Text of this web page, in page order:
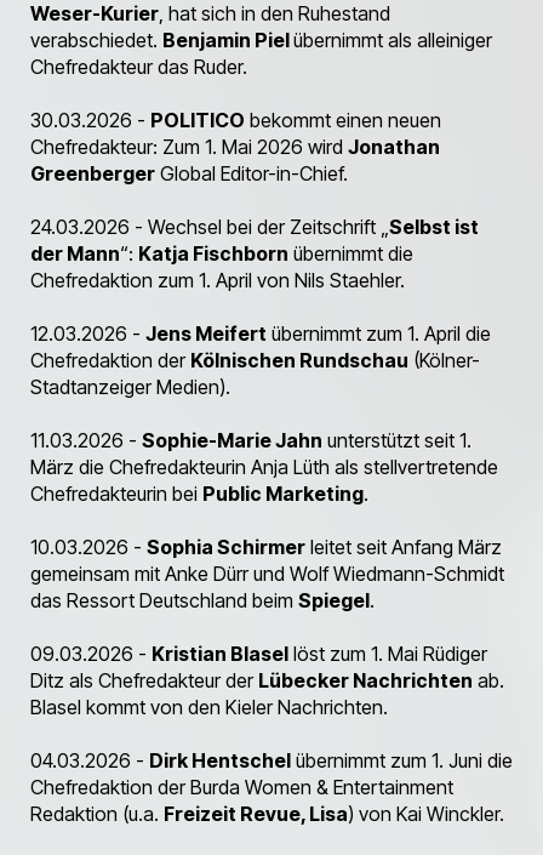
Weser-Kurier , hat sich in den Ruhestand
verabschiedet. Benjamin Pielübernimmt als alleiniger
Chefredakteur das Ruder.
30.03.2026 - POLITICO bekommt einen neuen
Chefredakteur: Zum 1. Mai 2026 wird Jonathan
Greenberger Global Editor-in-Chief.
24.03.2026 - Wechsel bei der Zeitschrift „ Selbst ist
der Mann“: Katja Fischborn übernimmt die
Chefredaktion zum 1. April von Nils Staehler.
12.03.2026 - Jens Meifert übernimmt zum 1. April die
Chefredaktion der Kölnischen Rundschau (Kölner-
Stadtanzeiger Medien).
11.03.2026 - Sophie-Marie Jahn unterstützt seit 1.
März die Chefredakteurin Anja Lüth als stellvertretende
Chefredakteurin bei Public Marketing.
10.03.2026 - Sophia Schirmer leitet seit Anfang März
gemeinsam mit Anke Dürr und Wolf Wiedmann-Schmidt
das Ressort Deutschland beim Spiegel.
09.03.2026 - Kristian Blasel löst zum 1. Mai Rüdiger
Ditz als Chefredakteur der Lübecker Nachrichten ab.
Blasel kommt von den Kieler Nachrichten.
04.03.2026 - Dirk Hentschel übernimmt zum 1. Juni die
Chefredaktion der Burda Women & Entertainment
Redaktion (u.a. Freizeit Revue, Lisa) von Kai Winckler.